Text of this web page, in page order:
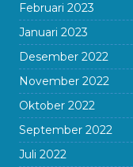
Februari 2023
Januari 2023
Desember 2022
November 2022
Oktober 2022
September 2022
Juli 2022